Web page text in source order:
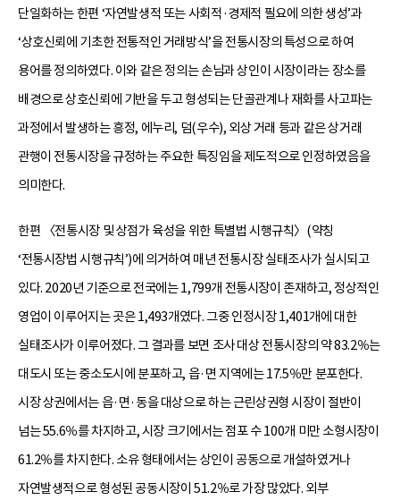
단일화하는 한편 ‘자연발생적 또는 사회적·경제적 필요에 의한 생성’과
‘상호신뢰에 기초한 전통적인 거래방식’을 전통시장의 특성으로 하여
용어를 정의하였다. 이와 같은 정의는 손님과 상인이 시장이라는 장소를
배경으로 상호신뢰에 기반을 두고 형성되는 단골관계나 재화를 사고파는
과정에서 발생하는 흥정, 에누리, 덤(우수), 외상 거래 등과 같은 상거래
관행이 전통시장을 규정하는 주요한 특징임을 제도적으로 인정하였음을
의미한다.
한편 〈전통시장 및 상점가 육성을 위한 특별법 시행규칙〉(약칭
‘전통시장법 시행규칙’)에 의거하여 매년 전통시장 실태조사가 실시되고
있다. 2020년 기준으로 전국에는 1,799개 전통시장이 존재하고, 정상적인
영업이 이루어지는 곳은 1,493개였다. 그중 인정시장 1,401개에 대한
실태조사가 이루어졌다. 그 결과를 보면 조사 대상 전통시장의 약 83.2％는
대도시 또는 중소도시에 분포하고, 읍·면 지역에는 17.5％만 분포한다.
시장 상권에서는 읍·면·동을 대상으로 하는 근린상권형 시장이 절반이
넘는 55.6％를 차지하고, 시장 크기에서는 점포 수 100개 미만 소형시장이
61.2％를 차지한다. 소유 형태에서는 상인이 공동으로 개설하였거나
자연발생적으로 형성된 공동시장이 51.2％로 가장 많았다. 외부